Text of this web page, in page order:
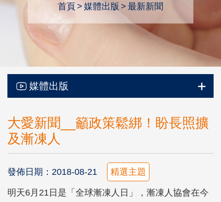
首頁 媒體出版 最新新聞
媒體出版
大愛新聞__籲政策鬆綁！盼長照擴
及漸凍人
發佈日期：2018-08-21 精選主題
明天6月21日是「全球漸凍人日」，漸凍人協會在今